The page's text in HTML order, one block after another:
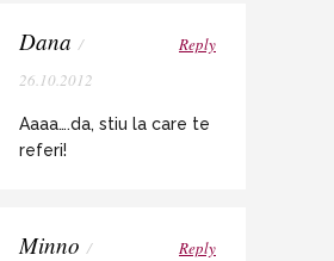
Dana /
26.10.2012
Reply
Aaaa….da, stiu la care te
referi!
Minno /
Reply